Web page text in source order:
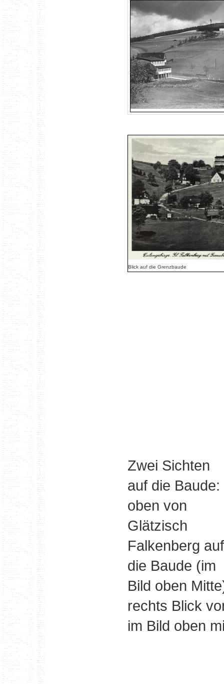
Blick auf die Grenzbaude
Zwei Sichten
auf die Baude:
oben von
Glätzisch
Falkenberg auf
die Baude (im
Bild oben
rechts Blick
im Bild oben